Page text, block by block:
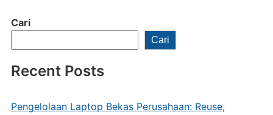
Cari
Cari
Recent Posts
Pengelolaan Laptop Bekas Perusahaan: Reuse,